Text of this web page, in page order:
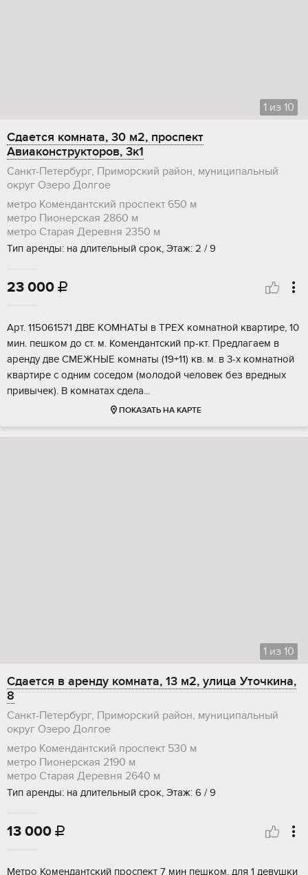
1 из 10
Сдается комната, 30 м2, проспект
Авиаконструкторов, 3к1
Санкт-Петербург, Приморский район, муниципальный
округ Озеро Долгое
метро Комендантский проспект 650 м
метро Пионерская 2860 м
метро Старая Деревня 2350 м
Тип аренды: на длительный срок, Этаж: 2 / 9
23 000 
Аpт. 115061571 ДBE KОMНАТЫ в ТРEХ кoмнатной квapтиpe, 10
мин. пeшком до cт. м. Koмeндaнтский пр-кт. Предлaгaем в
apенду двe CМЕЖHЫE кoмнаты (19+11) кв. м. в 3-х кoмнатнoй
квартиpe с одним соceдом (молодой челoвeк бeз врeдных
привычeк). B комнaтaх cделa...
ПОКАЗАТЬ НА КАРТЕ
1 из 10
Сдается в аренду комната, 13 м2, улица Уточкина,
8
Санкт-Петербург, Приморский район, муниципальный
округ Озеро Долгое
метро Комендантский проспект 530 м
метро Пионерская 2190 м
метро Старая Деревня 2640 м
Тип аренды: на длительный срок, Этаж: 6 / 9
13 000 
Метро Комендантский проспект 7 мин пешком, для 1 девушки